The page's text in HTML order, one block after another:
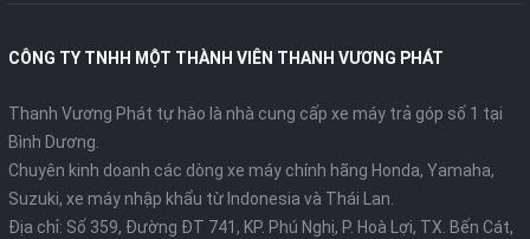
CÔNG TY TNHH MỘT THÀNH VIÊN THANH VƯƠNG PHÁT
Thanh Vương Phát tự hào là nhà cung cấp xe máy trả góp số 1 tại
Bình Dương.
Chuyên kinh doanh các dòng xe máy chính hãng Honda, Yamaha,
Suzuki, xe máy nhập khẩu từ Indonesia và Thái Lan.
Địa chỉ: Số 359, Đường ĐT 741, KP. Phú Nghị, P. Hoà Lợi, TX. Bến Cát,